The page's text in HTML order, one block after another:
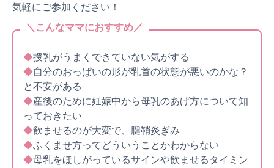
気軽にご参加ください！
＼こんなママにおすすめ／
◆授乳がうまくできていない気がする
◆自分のおっぱいの形が乳首の状態が悪いのかな？
と不安がある
◆産後のために妊娠中から母乳のあげ方について知
っておきたい
◆飲ませるのが大変で、腱鞘炎ぎみ
◆ふくませ方ってどういうことかわからない
◆母乳をほしがっているサインや飲ませるタイミン